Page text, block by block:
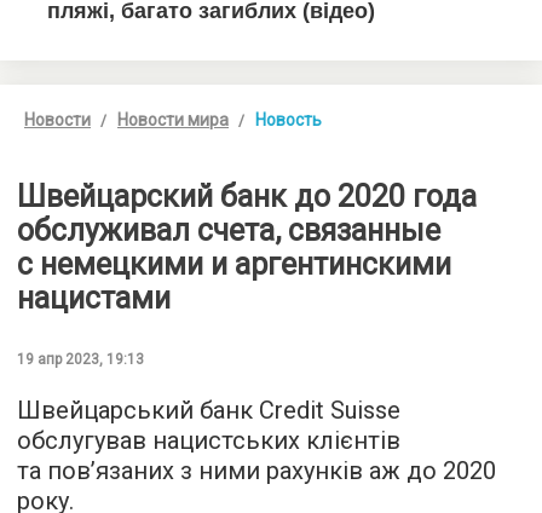
Новости Новости мира Новость
Швейцарский банк до 2020 года
обслуживал счета, связанные
с немецкими и аргентинскими
нацистами
19 апр 2023, 19:13
Швейцарський банк Credit Suisse
обслугував нацистських клієнтів
та пов’язаних з ними рахунків аж до 2020
року.